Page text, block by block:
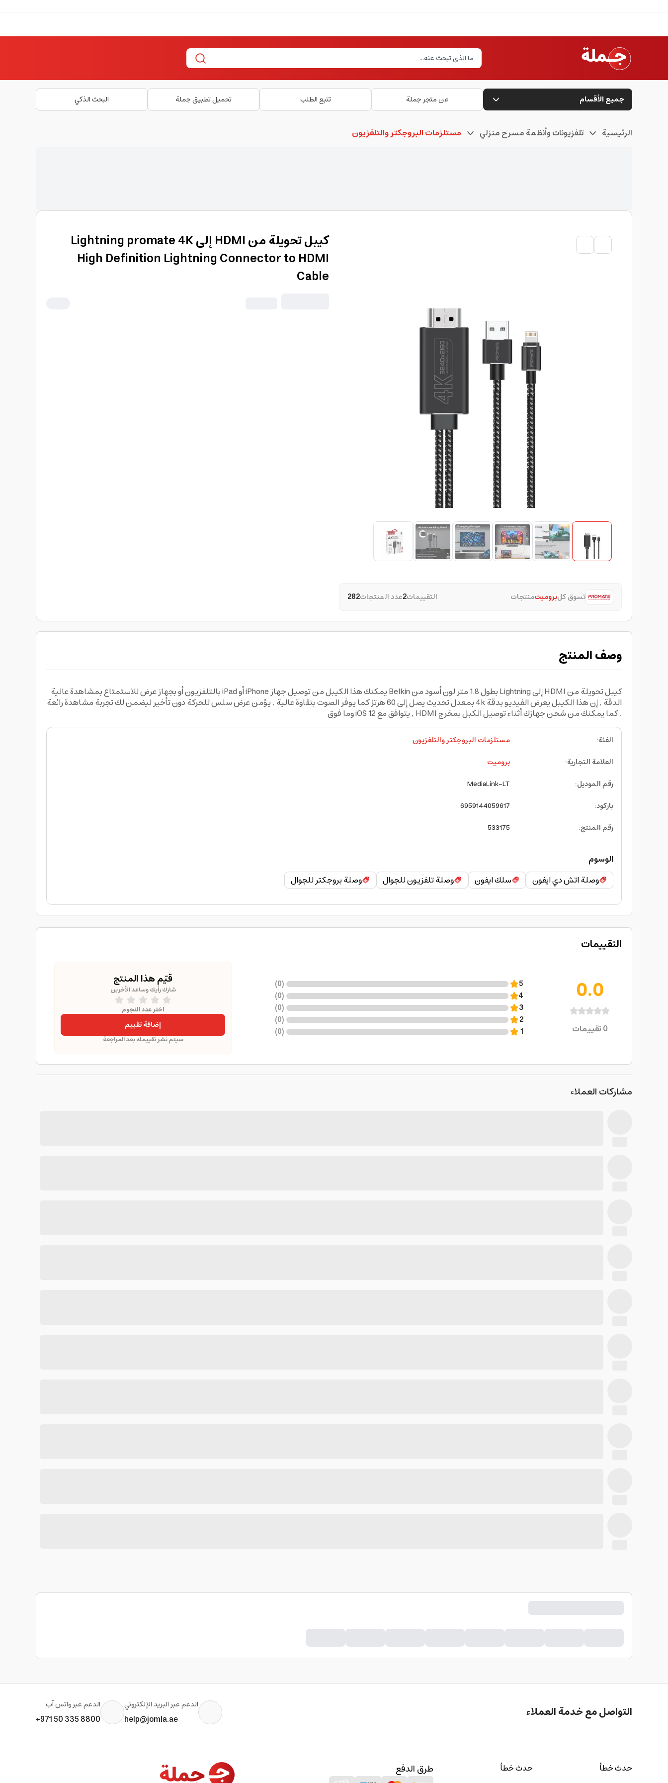
جميع الأقسام عن متجر جملة تتبع الطلب تحميل تطبيق جملة البحث الذكي
الرئيسية تلفزيونات وأنظمة مسرح منزلي مستلزمات البروجكتر والتلفزيون
تسوق كلبروميتمنتجات التقييمات2عدد المنتجات282
كيبل تحويلة من HDMI إلى Lightning promate 4K
High Definition Lightning Connector to HDMI
Cable
وصف المنتج
كيبل تحويلة من HDMI إلى Lightning بطول 1.8 متر لون أسود من Belkin يمكنك هذا الكيبل من توصيل جهاز iPhone أو iPad بالتلفزيون أو بجهاز عرض للاستمتاع بمشاهدة عالية
الدقة , إن هذا الكيبل يعرض الفيديو بدقة 4k بمعدل تحديث يصل إلى 60 هرتز كما يوفر الصوت بنقاوة عالية , يؤمن عرض سلس للحركة دون تأخير ليضمن لك تجربة مشاهدة رائعة
, كما يمكنك من شحن جهازك أثناء توصيل الكبل بمخرج HDMI , يتوافق مع iOS 12 وما فوق
الفئة:
مستلزمات البروجكتر والتلفزيون
العلامة التجارية:
بروميت
رقم الموديل:
MediaLink-LT
باركود:
6959144059617
رقم المنتج:
533175
الوسوم
وصلة اتش دي ايفون
سلك ايفون وصلة تلفزيون للجوال وصلة بروجكتر للجوال
التقييمات
0.0
0تقييمات
5
(
0
)
4
(
0
)
3
(
0
)
2
(
0
)
1
(
0
)
قيّم هذا المنتج
شارك رأيك وساعد الآخرين
اختر عدد النجوم
إضافة تقييم
سيتم نشر تقييمك بعد المراجعة
مشاركات العملاء
التواصل مع خدمة العملاء الدعم عبر البريد الإلكتروني
help@jomla.ae
الدعم عبر واتس آب
+971 50 335 8800
حدث خطأ حدث خطأ طرق الدفع